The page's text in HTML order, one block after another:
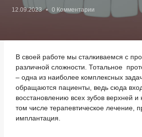
12.09.2023 0 Комментарии
В своей работе мы сталкиваемся с
различной сложности. Тотальное
– одна из наиболее комплексных
обращаются пациенты, ведь сюда
восстановлению всех зубов верхней
том числе терапевтическое лечение,
имплантация.